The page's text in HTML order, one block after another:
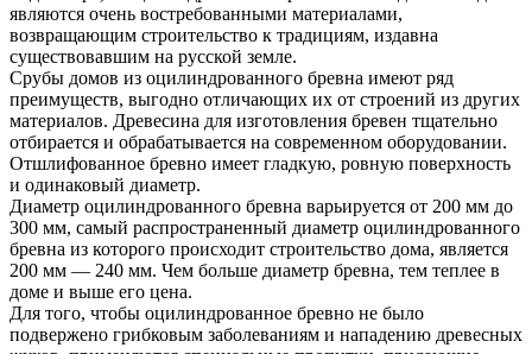
являются очень востребованными материалами,
возвращающим строительство к традициям, издавна
существовавшим на русской земле.
Срубы домов из оцилиндрованного бревна имеют ряд
преимуществ, выгодно отличающих их от строений из других
материалов. Древесина для изготовления бревен тщательно
отбирается и обрабатывается на современном оборудовании.
Отшлифованное бревно имеет гладкую, ровную поверхность
и одинаковый диаметр.
Диаметр оцилиндрованного бревна варьируется от 200 мм до
300 мм, самый распространенный диаметр оцилиндрованного
бревна из которого происходит строительство дома, является
200 мм — 240 мм. Чем больше диаметр бревна, тем теплее в
доме и выше его цена.
Для того, чтобы оцилиндрованное бревно не было
подвержено грибковым заболеваниям и нападению древесных